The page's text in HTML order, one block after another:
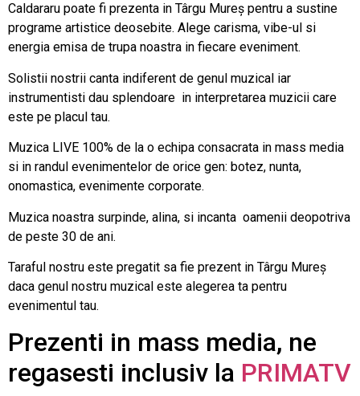
Caldararu poate fi prezenta in Târgu Mureș pentru a sustine
programe artistice deosebite. Alege carisma, vibe-ul si
energia emisa de trupa noastra in fiecare eveniment.
Solistii nostrii canta indiferent de genul muzical iar
instrumentisti dau splendoare in interpretarea muzicii care
este pe placul tau.
Muzica LIVE 100% de la o echipa consacrata in mass media
si in randul evenimentelor de orice gen: botez, nunta,
onomastica, evenimente corporate.
Muzica noastra surpinde, alina, si incanta oamenii deopotriva
de peste 30 de ani.
Taraful nostru este pregatit sa fie prezent in Târgu Mureș
daca genul nostru muzical este alegerea ta pentru
evenimentul tau.
Prezenti in mass media, ne
regasesti inclusiv la PRIMATV